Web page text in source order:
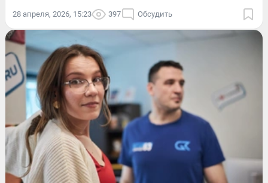
28 апреля, 2026, 15:23 397 Обсудить